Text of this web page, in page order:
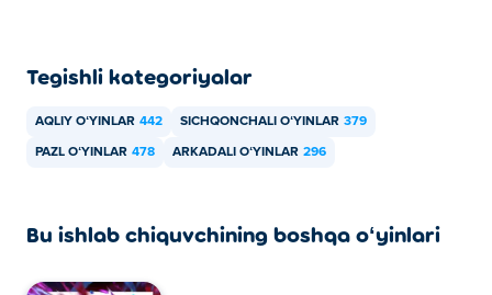
Tegishli kategoriyalar
AQLIY OʻYINLAR 442 SICHQONCHALI OʻYINLAR 379
PAZL OʻYINLAR 478 ARKADALI OʻYINLAR 296
Bu ishlab chiquvchining boshqa oʻyinlari